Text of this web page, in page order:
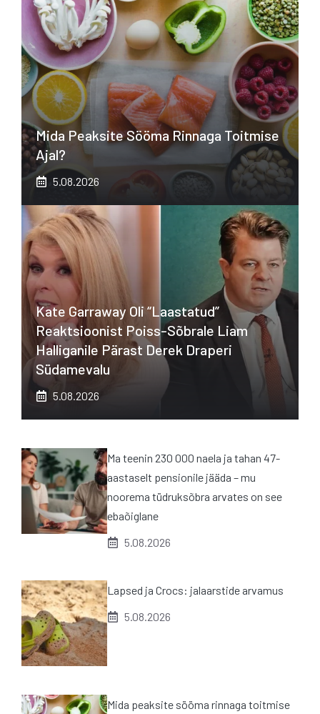
Mida Peaksite Sööma Rinnaga Toitmise
Ajal?
5.08.2026
Kate Garraway Oli “laastatud”
Reaktsioonist Poiss-Sõbrale Liam
Halliganile Pärast Derek Draperi
Südamevalu
5.08.2026
Ma teenin 230 000 naela ja tahan 47-
aastaselt pensionile jääda – mu
noorema tüdruksõbra arvates on see
ebaõiglane
5.08.2026
Lapsed ja Crocs: jalaarstide arvamus
5.08.2026
Mida peaksite sööma rinnaga toitmise